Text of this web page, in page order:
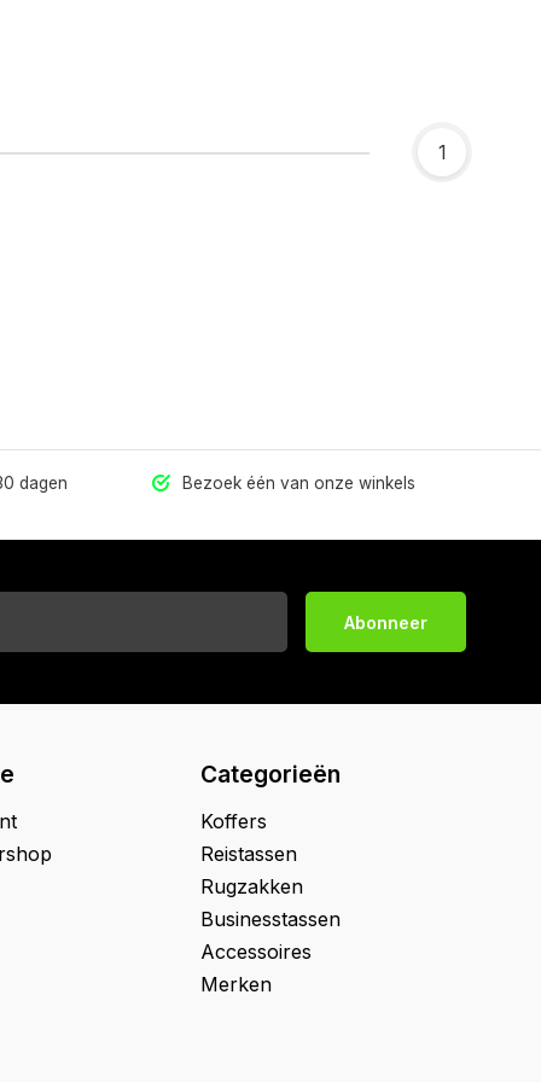
1
dagen Bezoek één van onze winkels
Abonneer
Categorieën
Koffers
Reistassen
Rugzakken
Businesstassen
Accessoires
Merken